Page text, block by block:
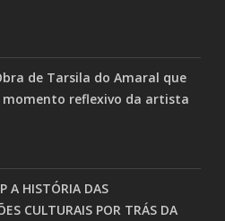
de Tarsila do Amaral que
reflexivo da artista
A HISTÓRIA DAS
CULTURAIS POR TRÁS DA